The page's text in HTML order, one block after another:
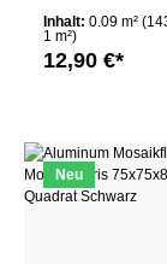
Inhalt: 0.09 m²
1 m²)
12,90 €*
Neu